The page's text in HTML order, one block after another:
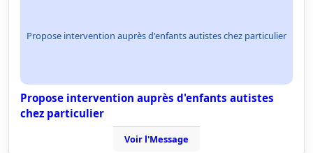
Propose intervention auprès d'enfants autistes chez particulier
Propose intervention auprès d'enfants autistes
chez particulier
Voir l'Message